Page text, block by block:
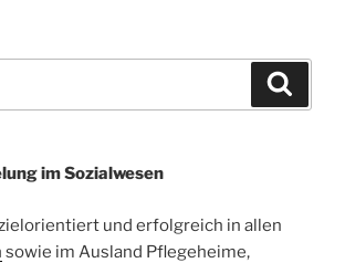
im Sozialwesen
und erfolgreich in allen
sowie im Ausland Pflegeheime,